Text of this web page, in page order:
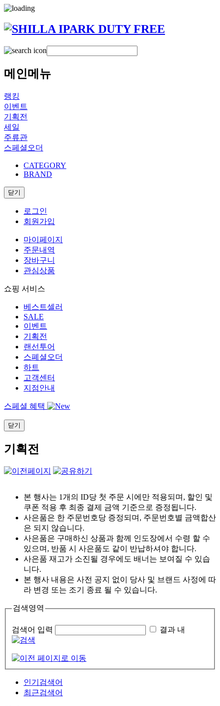
메인메뉴
랭킹
이벤트
기획전
세일
주류관
스페셜오더
CATEGORY
BRAND
닫기
로그인
회원가입
마이페이지
주문내역
장바구니
관심상품
쇼핑 서비스
베스트셀러
SALE
이벤트
기획전
랜선투어
스폐셜오더
하트
고객센터
지점안내
스페셜 혜택
닫기
기획전
본 행사는 1개의 ID당 첫 주문 시에만 적용되며, 할인 및
쿠폰 적용 후 최종 결제 금액 기준으로 증정됩니다.
사은품은 한 주문번호당 증정되며, 주문번호별 금액합산
은 되지 않습니다.
사은품은 구매하신 상품과 함께 인도장에서 수령 할 수
있으며, 반품 시 사은품도 같이 반납하셔야 합니다.
사은품 재고가 소진될 경우에도 배너는 보여질 수 있습
니다.
본 행사 내용은 사전 공지 없이 당사 및 브랜드 사정에 따
라 변경 또는 조기 종료 될 수 있습니다.
검색영역
검색어 입력 결과 내
인기검색어
최근검색어